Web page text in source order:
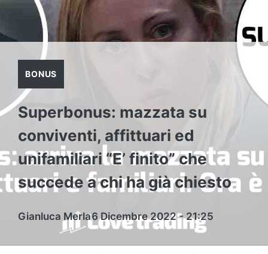
BONUS
Superbonus: mazzata su
conviventi, affittuari ed
unifamiliari “E’ finito” che
succede a chi ha già chiesto
Gianluca Merla6 Dicembre 2022 - 21:25